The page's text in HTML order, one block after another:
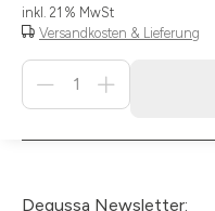
inkl. 21 % MwSt
Versandkosten & Lieferung
Derzeit
verfügbar
Degussa Newsletter: